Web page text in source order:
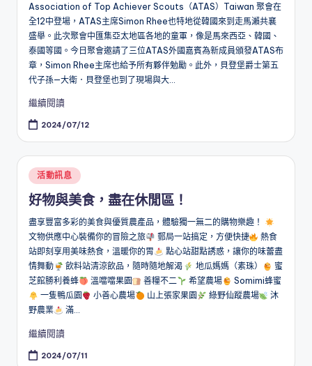
Association of Top Achiever Scouts（ATAS）Taiwan 聚會在
全12中登場，ATAS主席Simon Rhee也特地從韓國來到走馬瀨共襄
盛舉。此次聚會中匯集亞太地區各地的童軍，像是馬來西亞、韓國、
泰國等國。今日聚會邀請了三位ATAS外國嘉賓為新成員頒發ATAS布
章，Simon Rhee主席也給予所有夥伴勉勵。此外，貝登堡爵士第五
代子孫—大衛．貝登堡也到了現場與大...
繼續閱讀
2024/07/12
Posted
活動訊息
好物與美食，盡在休閒區！
盡享豐富多彩的美食與優質農產品，體驗獨一無二的購物樂趣！
文物供應中心裝備你的冒險之旅
郵局一站搞定，方便快捷
熱食
站即刻享用美味熱食，溫暖你的胃
點心站甜點誘惑，讓你的味蕾盡
情舞動
飲料站清涼飲品，隨時隨地解渴 地瓜媽媽（素珠）
蜜
芝館勝利養蜂
溫噹噹果園 善糧不二 希望農場
Somimi蜂蜜
一隻鴨瓜園
小善心農場 山上張家果園 綠野仙蹤農場
沐
野農業
滿...
繼續閱讀
2024/07/11